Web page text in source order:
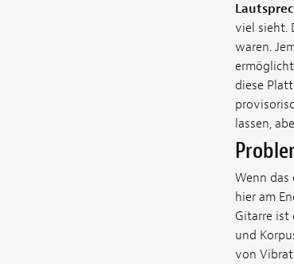
viel sieht.
waren.
diese
lassen,
Wenn das
hier am
Gitarre ist
und
von